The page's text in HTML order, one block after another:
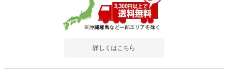
詳しくはこちら